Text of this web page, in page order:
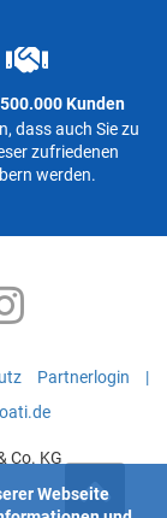
Kunden
dass auch Sie zu
zufriedenen
werden.
Partnerlogin
|
Co. KG
Webseite